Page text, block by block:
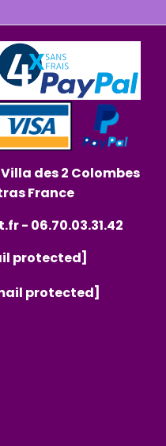
des 2 Colombes
France
- 06.70.03.31.42
protected]
protected]